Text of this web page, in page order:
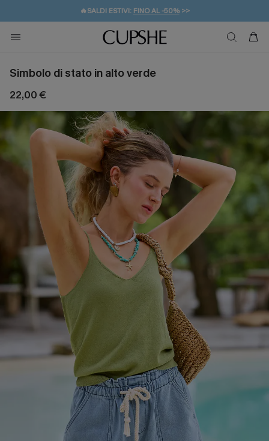
🔥SALDI ESTIVI: FINO AL -50%>>
🚚SPEDIZIONE GRATUITA DA 49€
💌REGALO PER I NUOVI: 20% DI SCONTO*
Simbolo di stato in alto verde
22,00 €